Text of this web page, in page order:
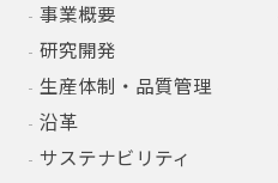
事業概要
研究開発
生産体制・品質管理
沿革
サステナビリティ